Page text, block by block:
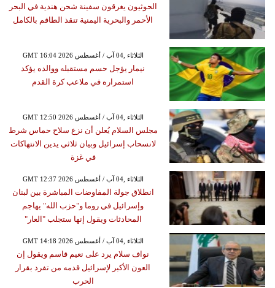
الحوثيون يغرقون سفينة شحن هندية في البحر
الأحمر والبحرية اليمنية تنقذ الطاقم بالكامل
GMT 16:04 2026 الثلاثاء ,04 آب / أغسطس
نيمار يؤجل حسم مستقبله ووالده يؤكد
استمراره في ملاعب كرة القدم
GMT 12:50 2026 الثلاثاء ,04 آب / أغسطس
مجلس السلام يُعلن أن نزع سلاح حماس شرط
لانسحاب إسرائيل وبيان ثلاثي يدين الانتهاكات
في غزة
GMT 12:37 2026 الثلاثاء ,04 آب / أغسطس
انطلاق جولة المفاوضات المباشرة بين لبنان
وإسرائيل في روما و"حزب الله" يهاجم
المحادثات ويقول إنها ستجلب "العار"
GMT 14:18 2026 الثلاثاء ,04 آب / أغسطس
نواف سلام يرد على نعيم قاسم ويقول إن
العون الأكبر لإسرائيل قدمه من تفرد بقرار
الحرب